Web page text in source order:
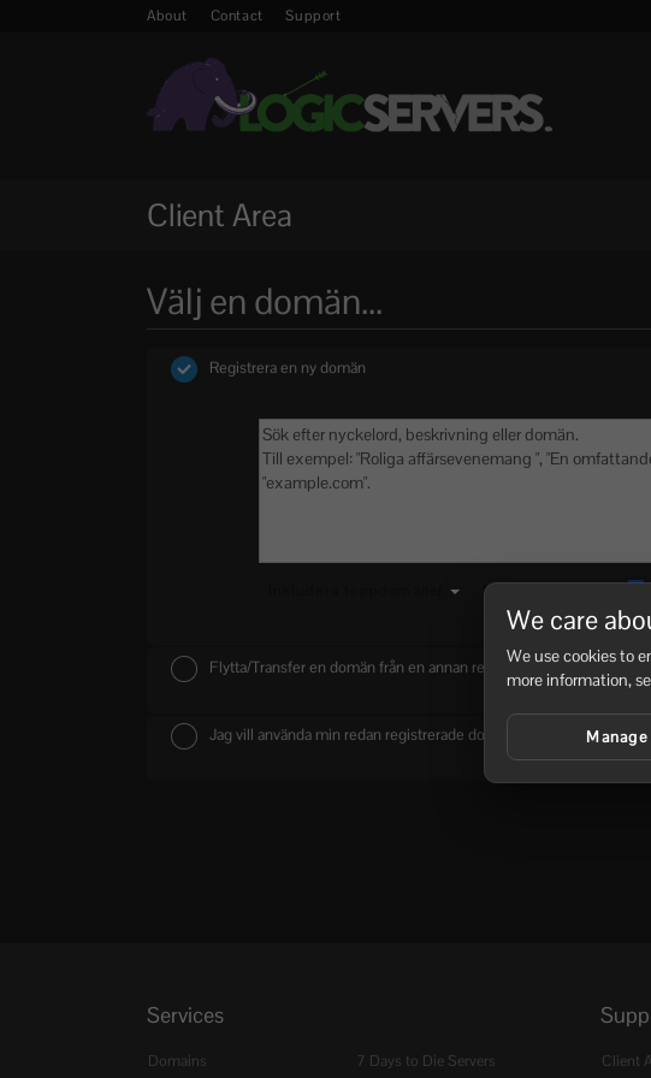
About Contact Support
Client Area
Välj en domän...
Registrera en ny domän
Maximal längd
Flytta/Transfer en domän från en annan registrar
Jag vill använda min redan registrerade domän och uppdatera mina
Services
Domains 7 Days to Die Servers Client
We care
We use cookies to
more information,